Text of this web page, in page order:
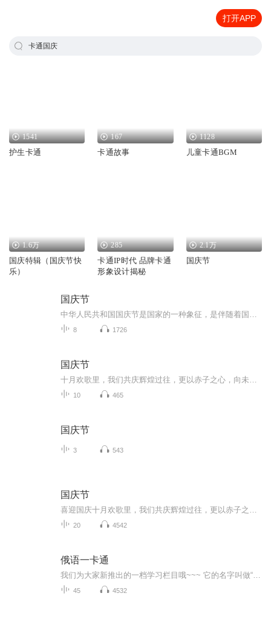
打开APP
卡通国庆
1541
护生卡通
167
卡通故事
1128
儿童卡通BGM
1.6万
国庆特辑（国庆节快
乐）
285
卡通IP时代 品牌卡通
形象设计揭秘
2.1万
国庆节
国庆节
8 1726
国庆节
10 465
国庆节
3 543
国庆节
20 4542
俄语一卡通
45 4532